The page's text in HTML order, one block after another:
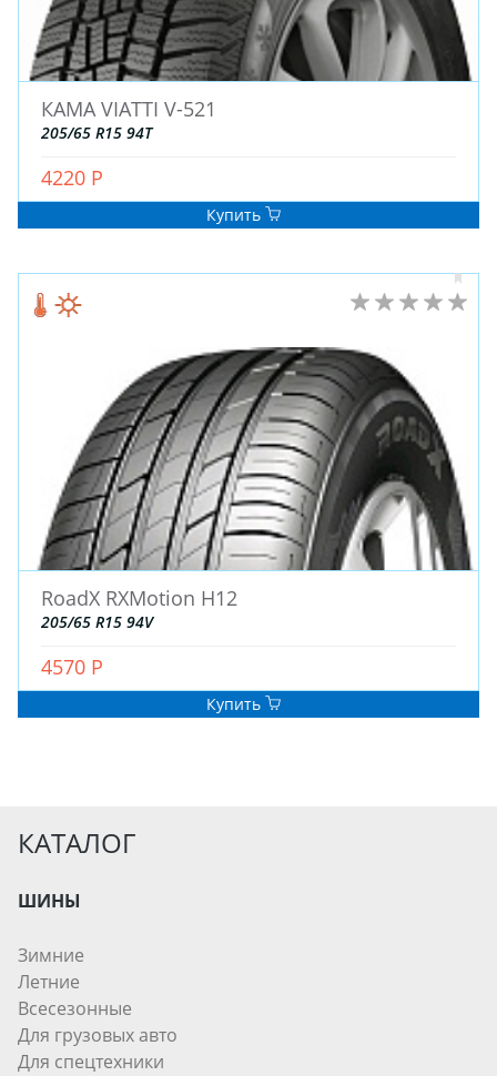
КАМА VIATTI V-521
205/65 R15 94T
4220 Р
Купить
RoadX RXMotion H12
205/65 R15 94V
4570 Р
Купить
КАТАЛОГ
ШИНЫ
Зимние
Летние
Всесезонные
Для грузовых авто
Для спецтехники